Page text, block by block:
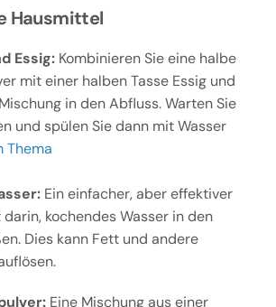
Hausmittel
Essig:Kombinieren Sie eine halbe
mit einer halben Tasse Essig und
in den Abfluss. Warten Sie
und spülen Sie dann mit Wasser
Thema
Ein einfacher, aber effektiver
kochendes Wasser in den
Dies kann Fett und andere
Eine Mischung aus einer